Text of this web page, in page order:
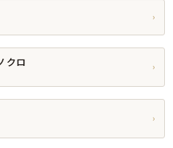
›
クロ ›
›